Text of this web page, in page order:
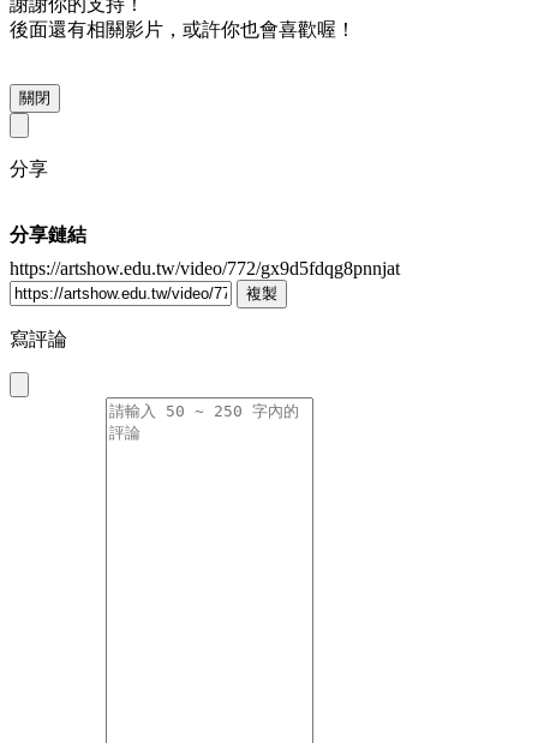
謝謝你的支持！
後面還有相關影片，或許你也會喜歡喔！
關閉
分享
分享鏈結
https://artshow.edu.tw/video/772/gx9d5fdqg8pnnjat
複製
寫評論